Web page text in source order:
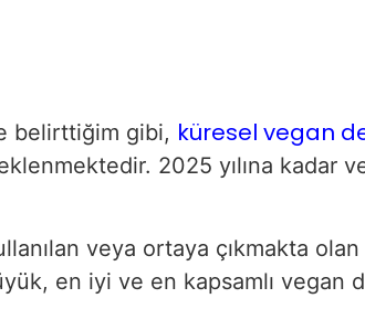
belirttiğim gibi, küresel vegan
2025 yılına kadar
veya ortaya çıkmakta
en iyi ve en kapsamlı vegan